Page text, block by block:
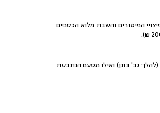
הפיטורים והשבת מלוא הכספים
גב' בונן) ואילו מטעם הנתבעת